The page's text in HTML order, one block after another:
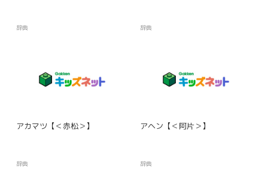
辞典 辞典
アカマツ【＜赤松＞】
辞典
アヘン【＜阿片＞】
辞典